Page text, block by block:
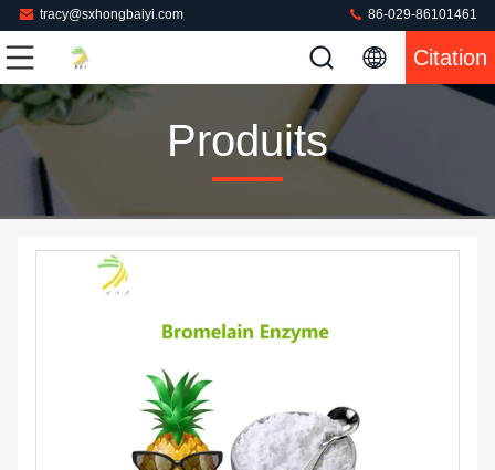
tracy@sxhongbaiyi.com 86-029-86101461
Citation
Produits